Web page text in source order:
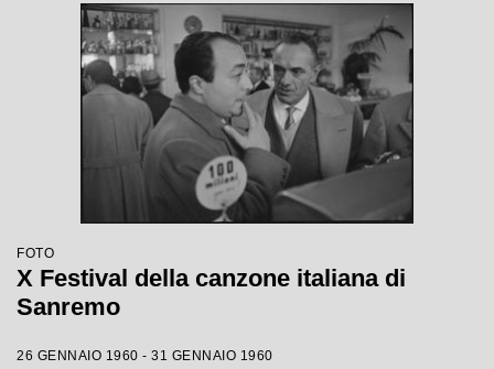
FOTO
X Festival della canzone italiana di
Sanremo
26 GENNAIO 1960 - 31 GENNAIO 1960